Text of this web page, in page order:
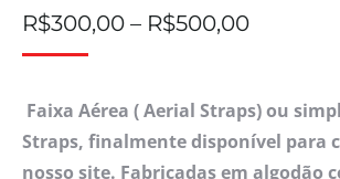
R$300,00 – R$500,00
Faixa Aérea ( Aerial Straps) ou
Straps, finalmente disponível para
nosso site. Fabricadas em algodão